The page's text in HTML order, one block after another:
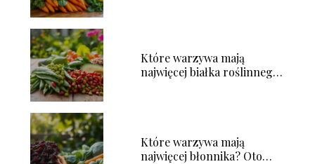
Które warzywa mają
najwięcej białka roślinnego?
Które warzywa mają
najwięcej błonnika? Oto